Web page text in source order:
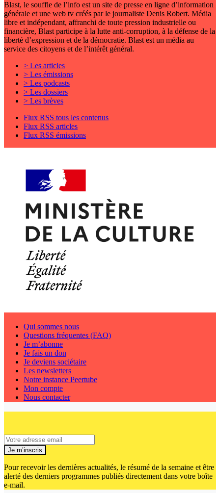
Blast, le souffle de l’info est un site de presse en ligne d’information
générale et une web tv créés par le journaliste Denis Robert. Média
libre et indépendant, affranchi de toute pression industrielle ou
financière, Blast participe à la lutte anti-corruption, à la défense de la
liberté d’expression et de la démocratie. Blast est un média au
service des citoyens et de l’intérêt général.
> Les articles
> Les émissions
> Les podcasts
> Les dossiers
> Les brèves
Flux RSS tous les contenus
Flux RSS articles
Flux RSS émissions
Qui sommes nous
Questions fréquentes (FAQ)
Je m’abonne
Je fais un don
Je deviens sociétaire
Les newsletters
Notre instance Peertube
Mon compte
Nous contacter
Je m’inscris
Pour recevoir les dernières actualités, le résumé de la semaine et être
alerté des derniers programmes publiés directement dans votre boîte
e-mail.